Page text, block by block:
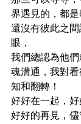
界遇見的，都是
還沒有彼此之
眼，
我們總認為他
魂溝通，我對
知和翻轉！
好好在一起，
好好的再見，